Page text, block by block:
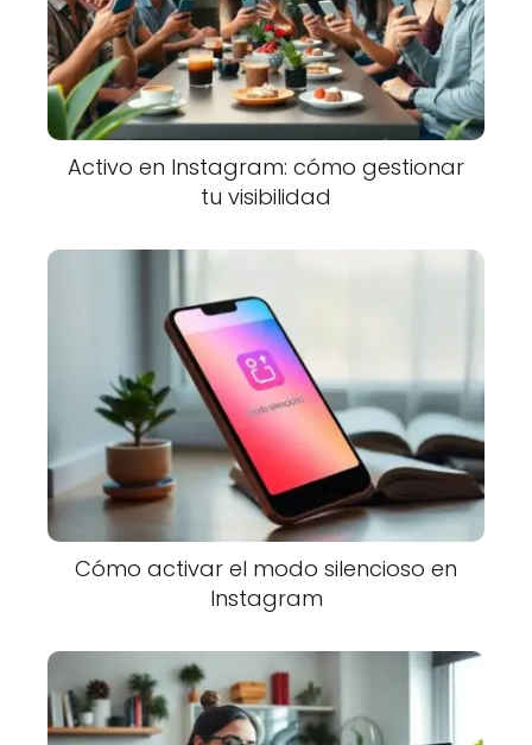
Activo en Instagram: cómo gestionar
tu visibilidad
Cómo activar el modo silencioso en
Instagram